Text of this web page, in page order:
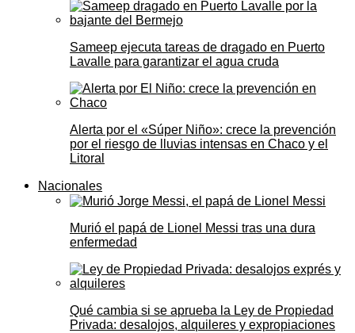
Sameep ejecuta tareas de dragado en Puerto
Lavalle para garantizar el agua cruda
Alerta por el «Súper Niño»: crece la prevención
por el riesgo de lluvias intensas en Chaco y el
Litoral
Nacionales
Murió el papá de Lionel Messi tras una dura
enfermedad
Qué cambia si se aprueba la Ley de Propiedad
Privada: desalojos, alquileres y expropiaciones